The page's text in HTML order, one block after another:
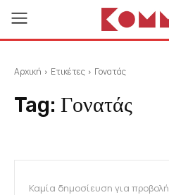
Αρχική Ετικέτες Γονατάς
Tag: Γονατάς
Καμία δημοσίευση για προβολή